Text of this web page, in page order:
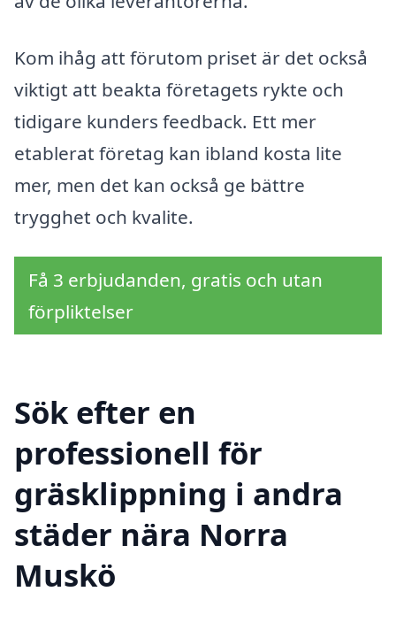
Kom ihåg att förutom priset är det också
viktigt att beakta företagets rykte och
tidigare kunders feedback. Ett mer
etablerat företag kan ibland kosta lite
mer, men det kan också ge bättre
trygghet och kvalite.
Få 3 erbjudanden, gratis och utan
förpliktelser
Sök efter en
professionell för
gräsklippning i andra
städer nära Norra
Muskö